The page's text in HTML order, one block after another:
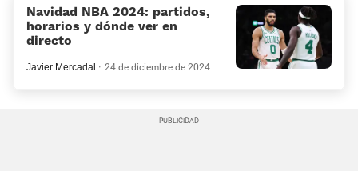
Navidad NBA 2024: partidos,
horarios y dónde ver en
directo
Javier Mercadal 24 de diciembre de 2024